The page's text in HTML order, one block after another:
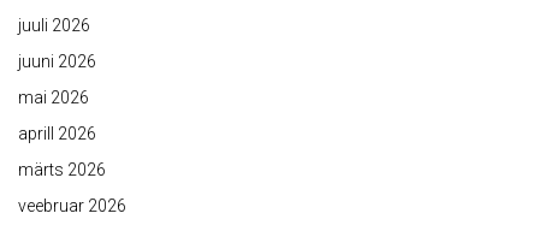
juuli 2026
juuni 2026
mai 2026
aprill 2026
märts 2026
veebruar 2026